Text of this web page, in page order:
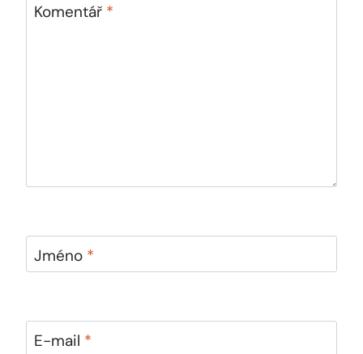
Komentář *
Jméno *
E-mail *